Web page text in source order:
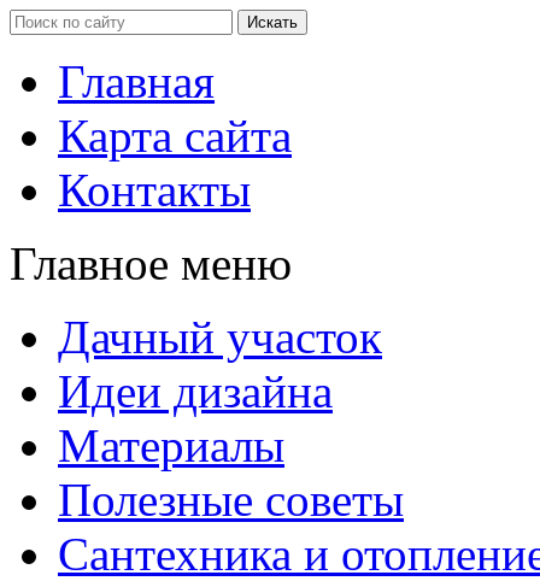
Главная
Карта сайта
Контакты
Главное меню
Дачный участок
Идеи дизайна
Материалы
Полезные советы
Сантехника и